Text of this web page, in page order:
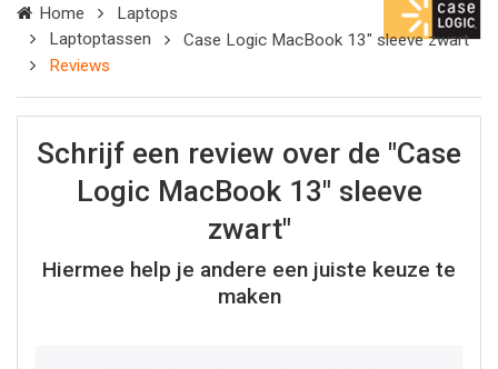
zoek?Home
Laptops
Laptoptassen
Case Logic MacBook 13" sleeve zwart
Reviews
Schrijf een review over de "Case
Logic MacBook 13" sleeve
zwart"
Hiermee help je andere een juiste keuze te
maken